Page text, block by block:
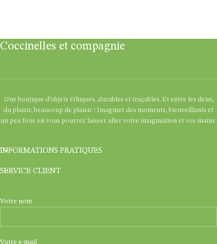
Coccinelles et compagnie
Une boutique d’objets éthiques, durables et traçables. Et entre les deux,
du plaisir, beaucoup de plaisir ! Imaginer des moments, bienveillants et
un peu fous où vous pourrez laisser aller votre imagination et vos mains.
INFORMATIONS PRATIQUES
SERVICE CLIENT
Votre nom
Votre e-mail